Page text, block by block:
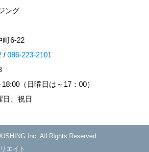
ング
町6-22
/ 086-223-2101
18:00（日曜日は～17：00）
日、祝日
Inc. All Rights Reserved.
エイト